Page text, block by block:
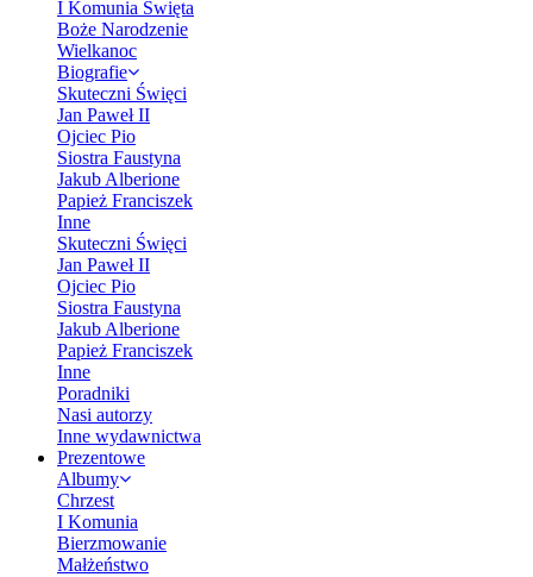
I Komunia Święta
Boże Narodzenie
Wielkanoc
Biografie
Skuteczni Święci
Jan Paweł II
Ojciec Pio
Siostra Faustyna
Jakub Alberione
Papież Franciszek
Inne
Skuteczni Święci
Jan Paweł II
Ojciec Pio
Siostra Faustyna
Jakub Alberione
Papież Franciszek
Inne
Poradniki
Nasi autorzy
Inne wydawnictwa
Prezentowe
Albumy
Chrzest
I Komunia
Bierzmowanie
Małżeństwo